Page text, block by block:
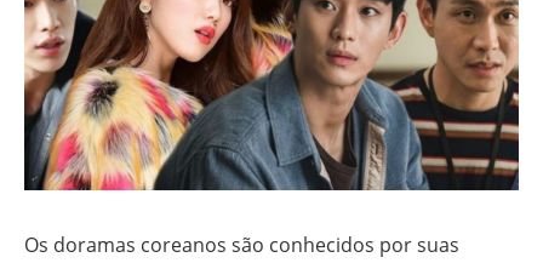
Os doramas coreanos são conhecidos por suas